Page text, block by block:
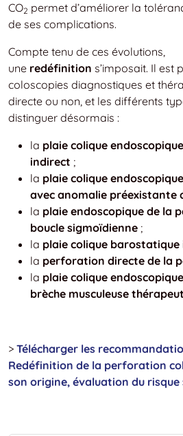
CO2 permet d’améliorer la
de ses complications.
Compte tenu de ces évolutions,
une redéfinition s’imposait. Il est
coloscopies diagnostiques et
directe ou non, et les différents
distinguer désormais :
la plaie colique
indirect ;
la plaie colique
avec anomalie préexistante
la plaie endoscopique de la
boucle sigmoïdienne ;
la plaie colique
la perforation directe de la
la plaie colique
brèche musculeuse
> Télécharger les
Redéfinition de la perforation
son origine, évaluation du risque